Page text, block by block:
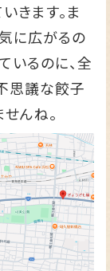
きます。ま
に広がるの
いるのに、全
思議な餃子
んね。